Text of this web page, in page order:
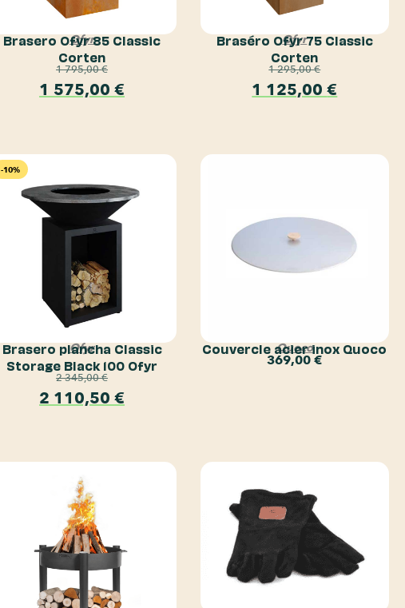
Ofyr
Brasero Ofyr 85 Classic
Corten
1 795,00€
1 575,00€
Ofyr
Braséro Ofyr 75 Classic
Corten
1 295,00€
1 125,00€
-10%
Ofyr
Brasero plancha Classic
Storage Black 100 Ofyr
2 345,00€
2 110,50€
Quoco
Couvercle acier inox Quoco
369,00€